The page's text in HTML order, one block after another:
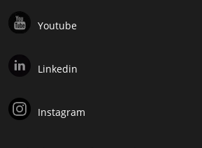
Youtube
Linkedin
Instagram